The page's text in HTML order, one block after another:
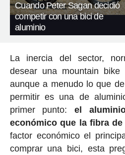
Cuando Peter Sagan decidió
competir con una bici de
aluminio
La inercia del sector,
desear una mountain
aunque a menudo lo que
permitir es una de
primer punto:el
económico que la fibra
factor económico el
comprar una bici, esta